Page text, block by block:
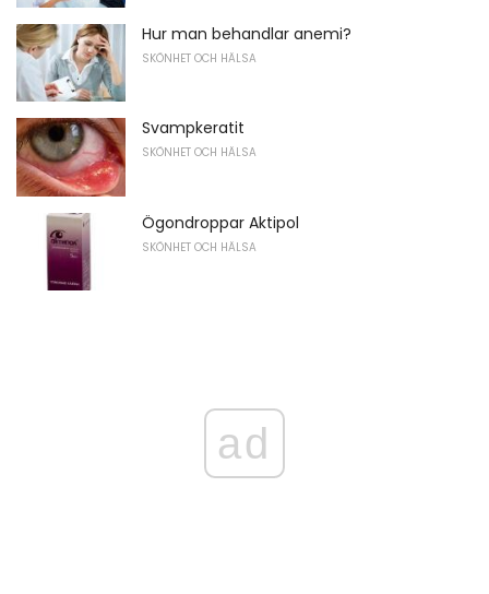
Hur man behandlar anemi?
SKÖNHET OCH HÄLSA
Svampkeratit
SKÖNHET OCH HÄLSA
Ögondroppar Aktipol
SKÖNHET OCH HÄLSA
ad